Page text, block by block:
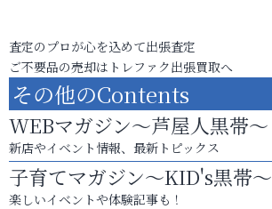
査定のプロが心を込めて出張査定
ご不要品の売却はトレファク出張買取へ
その他のContents
WEBマガジン～芦屋人黒帯～
新店やイベント情報、最新トピックス
子育てマガジン～KID's黒帯～
楽しいイベントや体験記事も！